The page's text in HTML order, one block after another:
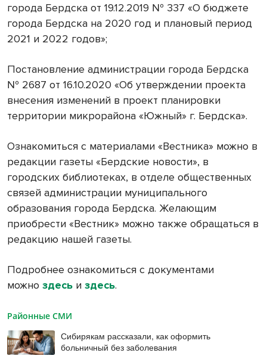
города Бердска от 19.12.2019 № 337 «О бюджете
города Бердска на 2020 год и плановый период
2021 и 2022 годов»;
Постановление администрации города Бердска
№ 2687 от 16.10.2020 «Об утверждении проекта
внесения изменений в проект планировки
территории микрорайона «Южный» г. Бердска».
Ознакомиться с материалами «Вестника» можно в
редакции газеты «Бердские новости», в
городских библиотеках, в отделе общественных
связей администрации муниципального
образования города Бердска. Желающим
приобрести «Вестник» можно также обращаться в
редакцию нашей газеты.
Подробнее ознакомиться с документами
можно здесь и здесь.
Районные СМИ
Сибирякам рассказали, как оформить
больничный без заболевания